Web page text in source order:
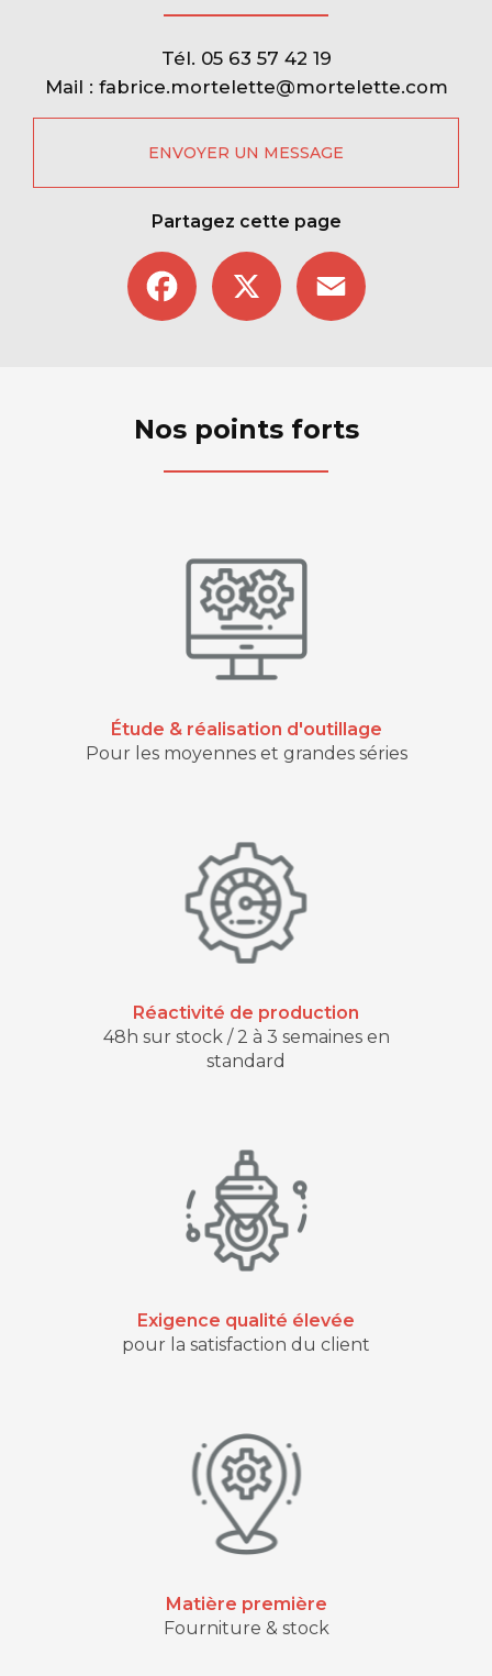
Tél. 05 63 57 42 19
Mail : fabrice.mortelette@mortelette.com
ENVOYER UN MESSAGE
Partagez cette page
Facebook
Nos points forts
Étude & réalisation d'outillage
Pour les moyennes et grandes séries
Réactivité de production
48h sur stock / 2 à 3 semaines en
standard
Exigence qualité élevée
pour la satisfaction du client
Matière première
Fourniture & stock